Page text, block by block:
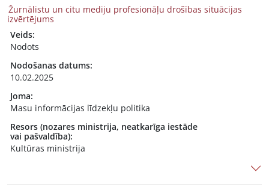
Žurnālistu un citu mediju profesionāļu drošības situācijas
izvērtējums
Veids:
Nodots
Nodošanas datums:
10.02.2025
Joma:
Masu informācijas līdzekļu politika
Resors (nozares ministrija, neatkarīga iestāde
vai pašvaldība):
Kultūras ministrija